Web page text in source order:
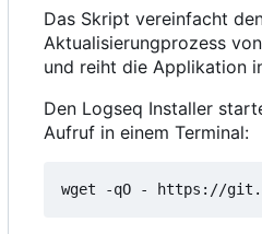
Das Skript vereinfacht
Aktualisierungprozess
und reiht die Applikation
Den Logseq Installer
Aufruf in einem Terminal:
wget -qO - https://